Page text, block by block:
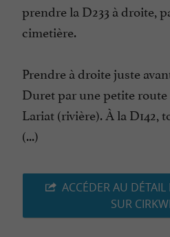
prendre la D233 à droite,
cimetière.
Prendre à droite juste
Duret par une petite route
Lariat (rivière). À la D142,
(...)
ACCÉDER AU DÉTAIL
SUR